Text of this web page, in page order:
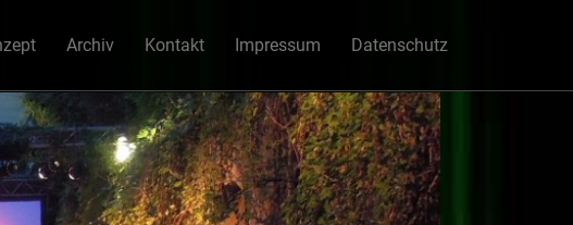
Archiv Kontakt Impressum Datenschutz